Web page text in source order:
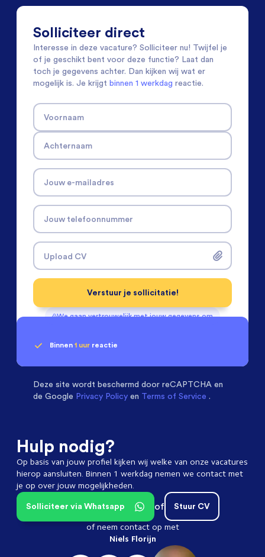
Solliciteer direct
Interesse in deze vacature? Solliciteer nu! Twijfel je
of je geschikt bent voor deze functie? Laat dan
toch je gegevens achter. Dan kijken wij wat er
mogelijk is. Je krijgt binnen 1 werkdag reactie.
Voornaam
Achternaam
Jouw e-mailadres
Jouw telefoonnummer
Upload CV
We gaan vertrouwelijk met jouw gegevens om
Verstuur je sollicitatie!
Binnen 1 uur reactie
Deze site wordt beschermd door reCAPTCHA en
de Google Privacy Policy en Terms of Service .
Hulp nodig?
Op basis van jouw profiel kijken wij welke van onze vacatures
hierop aansluiten. Binnen 1 werkdag nemen we contact met
je op over jouw mogelijkheden.
Stuur CV
of
Solliciteer via Whatsapp
of neem contact op met
Niels Florijn